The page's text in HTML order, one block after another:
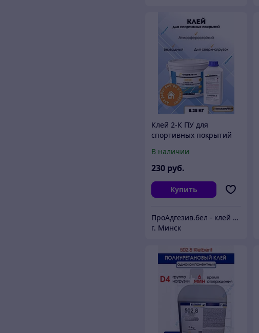
Клей 2-К ПУ для
спортивных покрытий
В наличии
230 руб.
Купить
ПроАдгезив.бел - клей c доставкой по Беларуси
г. Минск